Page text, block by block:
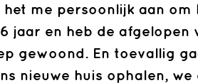
het me persoonlijk aan om
jaar en heb de
gewoond. En toevallig
nieuwe huis ophalen,